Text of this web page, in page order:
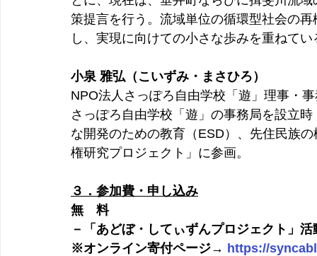
策提言を行う。流域単位の循環型社会の
し、実現に向けての小さな歩みを重ねてい
小泉 雅弘（こいずみ・まさひろ）
NPO法人さっぽろ自由学校「遊」理事・
さっぽろ自由学校「遊」の事務局を設立
な開発のための教育（ESD）、先住民族
権研究プロジェクト」に参画。
３．参加費・申し込み
無　料
－「あどぼ・してぃずんプロジェクト」
※オンライン寄付ページ→ https://